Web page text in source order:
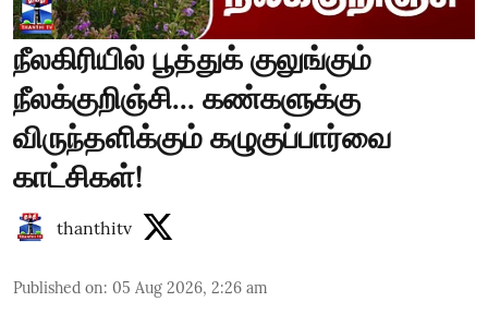
நீலகிரியில் பூத்துக் குலுங்கும்
நீலக்குறிஞ்சி... கண்களுக்கு
விருந்தளிக்கும் கழுகுப்பார்வை
காட்சிகள்!
thanthitv
Published on: 05 Aug 2026, 2:26 am